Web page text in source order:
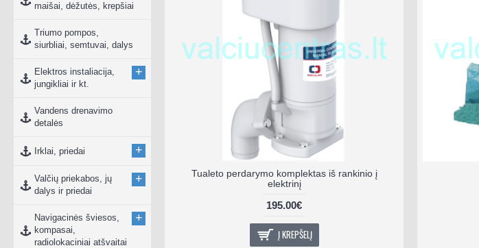
maišai, dėžutės, krepšiai
Triumo pompos,
siurbliai, semtuvai, dalys
Elektros instaliacija,
jungikliai ir kt.
+
Vandens drenavimo
detalės
Irklai, priedai +
Valčių priekabos, jų
dalys ir priedai
+
Navigacinės šviesos,
kompasai,
radiolokaciniai atšvaitai
+
Tualeto perdarymo komplektas iš rankinio į
elektrinį
195.00€
Į KREPŠELĮ